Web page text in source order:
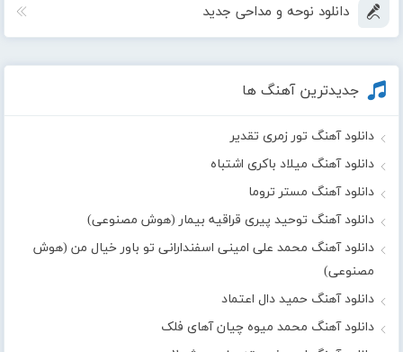
دانلود نوحه و مداحی جدید
جدیدترین آهنگ ها
دانلود آهنگ تور زمری تقدیر
دانلود آهنگ میلاد باکری اشتباه
دانلود آهنگ مستر تروما
دانلود آهنگ توحید پیری قراقیه بیمار (هوش مصنوعی)
دانلود آهنگ محمد علی امینی اسفندارانی تو باور خیال من (هوش
مصنوعی)
دانلود آهنگ حمید دال اعتماد
دانلود آهنگ محمد میوه چیان آهای فلک